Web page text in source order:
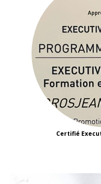
Certifié